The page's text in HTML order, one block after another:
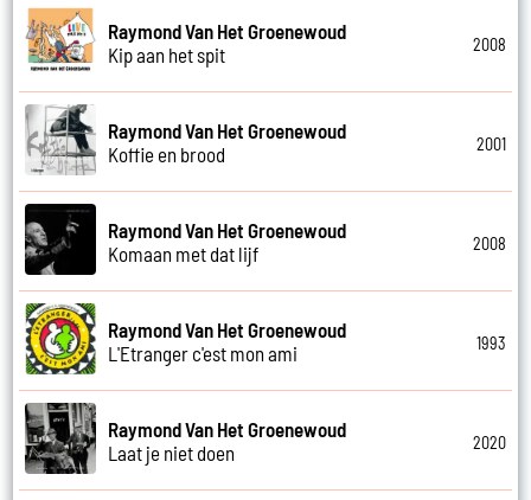
Raymond Van Het Groenewoud
Kip aan het spit
2008
Raymond Van Het Groenewoud
Koffie en brood
2001
Raymond Van Het Groenewoud
Komaan met dat lijf
2008
Raymond Van Het Groenewoud
L'Etranger c'est mon ami
1993
Raymond Van Het Groenewoud
Laat je niet doen
2020